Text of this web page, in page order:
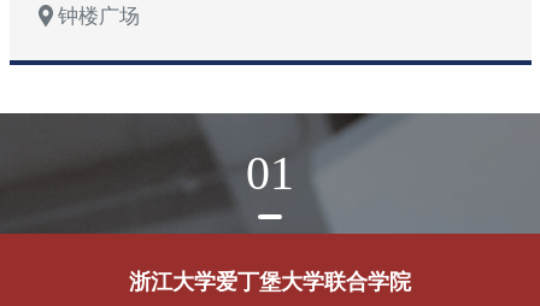
钟楼广场
01
浙江大学爱丁堡大学联合学院